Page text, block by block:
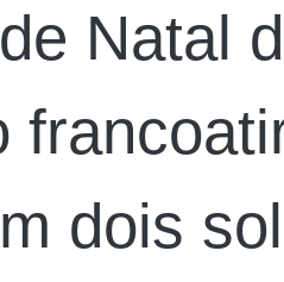
Natal
dois